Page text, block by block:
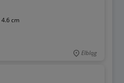
4.6 cm
Elbląg